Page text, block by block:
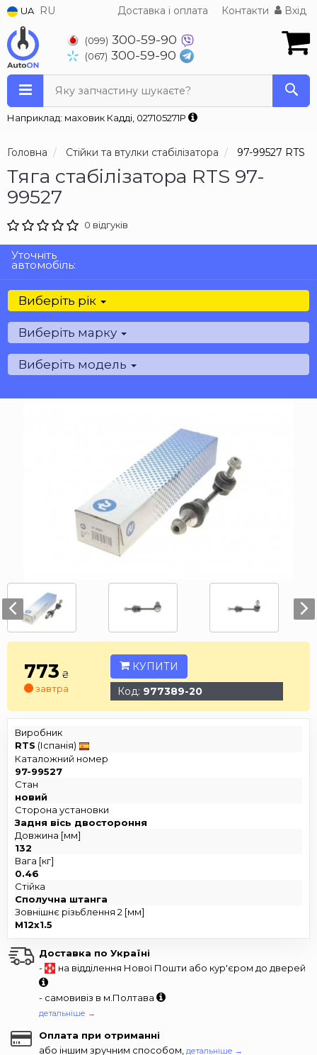
UA RU Доставка і оплата Контакти Вхід
(099) 300-59-90
(067) 300-59-90
Яку запчастину шукаєте?
Наприклад: маховик Кадді, 027105271P
Головна Стійки та втулки стабілізатора 97-99527 RTS
Тяга стабілізатора RTS 97-
99527
0 відгуків
Уточніть
автомобіль:
Виберіть рік
Виберіть марку
Виберіть модель
773 ₴
завтра
КУПИТИ
Код: 977389-20
Виробник
RTS (Іспанія)
Каталожний номер
97-99527
Стан
новий
Сторона установки
Задня вісь двостороння
Довжина [мм]
132
Вага [кг]
0.46
Стійка
Сполучна штанга
Зовнішнє різьблення 2 [мм]
M12x1.5
Доставка по Україні
-
на відділення Нової Пошти або кур'єром до дверей
- самовивіз в м.Полтава
детальніше →
Оплата при отриманні
або іншим зручним способом, детальніше →